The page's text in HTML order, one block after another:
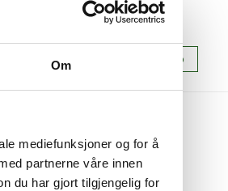
Om
mediefunksjoner og for å
partnerne våre innen
du har gjort tilgjengelig for
Tilgjengelig
Kjøp